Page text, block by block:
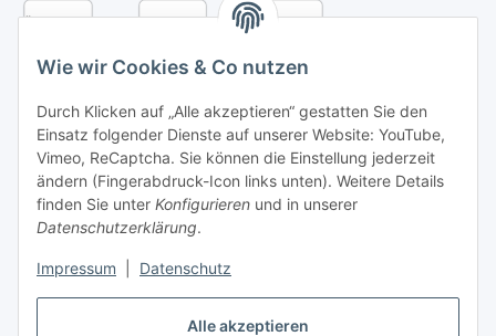
Alle akzeptieren
Wie wir Cookies & Co nutzen
Durch Klicken auf „Alle akzeptieren“ gestatten Sie den
Einsatz folgender Dienste auf unserer Website: YouTube,
Vimeo, ReCaptcha. Sie können die Einstellung jederzeit
ändern (Fingerabdruck-Icon links unten). Weitere Details
finden Sie unter Konfigurieren und in unserer
Datenschutzerklärung.
Impressum Datenschutz